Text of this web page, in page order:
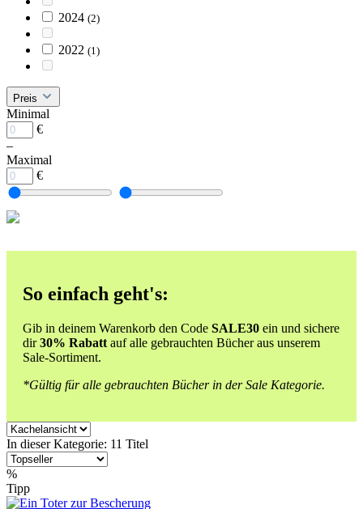
2024 (2)
2022 (1)
Preis
Minimal
€
–
Maximal
€
So einfach geht's:
Gib in deinem Warenkorb den Code SALE30 ein und sichere
dir30% Rabatt auf alle gebrauchten Bücher aus unserem
Sale-Sortiment.
*Gültig für alle gebrauchten Bücher in der Sale Kategorie.
In dieser Kategorie: 11 Titel
%
Tipp